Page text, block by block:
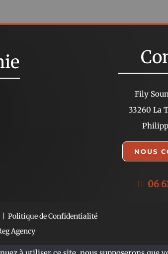
Fily
33260 La
NOUS
06
Politique de Confidentialité
Agency